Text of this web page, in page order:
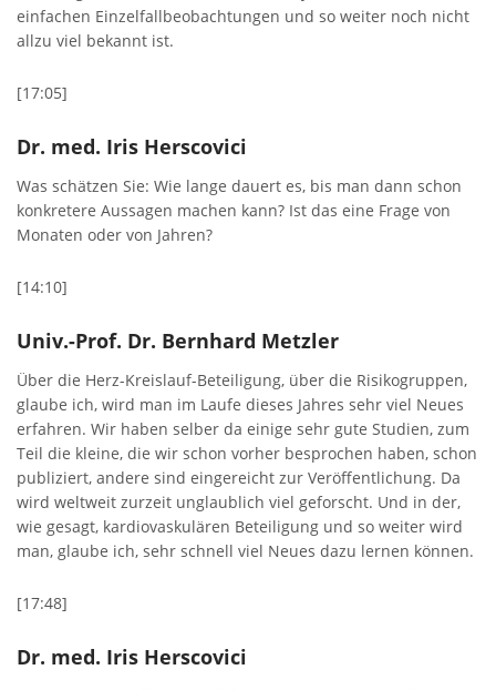
einfachen Einzelfallbeobachtungen und so weiter noch nicht
allzu viel bekannt ist.
[17:05]
Dr. med. Iris Herscovici
Was schätzen Sie: Wie lange dauert es, bis man dann schon
konkretere Aussagen machen kann? Ist das eine Frage von
Monaten oder von Jahren?
[14:10]
Univ.-Prof. Dr. Bernhard Metzler
Über die Herz-Kreislauf-Beteiligung, über die Risikogruppen,
glaube ich, wird man im Laufe dieses Jahres sehr viel Neues
erfahren. Wir haben selber da einige sehr gute Studien, zum
Teil die kleine, die wir schon vorher besprochen haben, schon
publiziert, andere sind eingereicht zur Veröffentlichung. Da
wird weltweit zurzeit unglaublich viel geforscht. Und in der,
wie gesagt, kardiovaskulären Beteiligung und so weiter wird
man, glaube ich, sehr schnell viel Neues dazu lernen können.
[17:48]
Dr. med. Iris Herscovici